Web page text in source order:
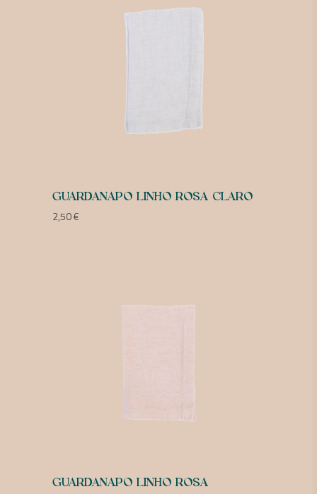
GUARDANAPO LINHO ROSA CLARO
2,50€
GUARDANAPO LINHO ROSA